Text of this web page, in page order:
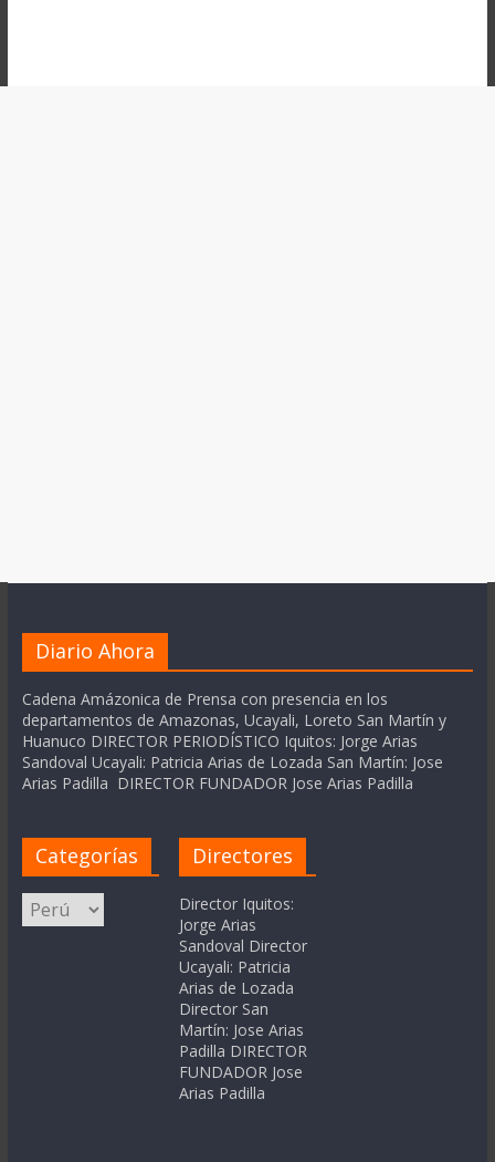
Diario Ahora
Cadena Amázonica de Prensa con presencia en los
departamentos de Amazonas, Ucayali, Loreto San Martín y
Huanuco DIRECTOR PERIODÍSTICO Iquitos: Jorge Arias
Sandoval Ucayali: Patricia Arias de Lozada San Martín: Jose
Arias Padilla DIRECTOR FUNDADOR Jose Arias Padilla
Categorías
Categorías
Directores
Director Iquitos:
Jorge Arias
Sandoval Director
Ucayali: Patricia
Arias de Lozada
Director San
Martín: Jose Arias
Padilla DIRECTOR
FUNDADOR Jose
Arias Padilla